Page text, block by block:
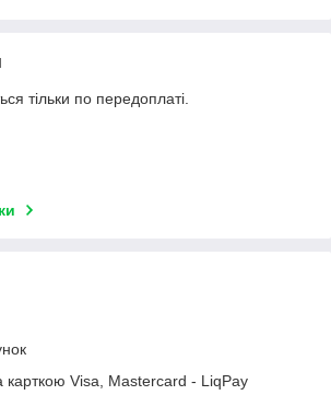
тільки по передоплаті.
Visa, Mastercard - LiqPay